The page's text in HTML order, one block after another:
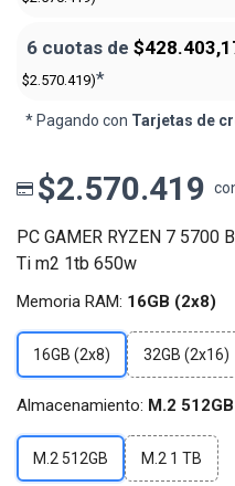
6 cuotas de
$2.570.419)*
* Pagando con Tarjetas de
$2.570.419
PC GAMER RYZEN 7 5700
Ti m2 1tb 650w
Memoria RAM: 16GB (2x8)
16GB (2x8) 32GB (2x16)
Almacenamiento: M.2 512GB
M.2 512GB M.2 1 TB